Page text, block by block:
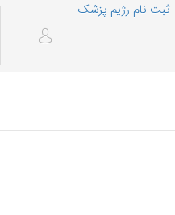
ثبت نام رژیم پزشک